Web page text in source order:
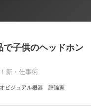
子供のヘッドホン
新・仕事術
ビジュアル機器 評論家